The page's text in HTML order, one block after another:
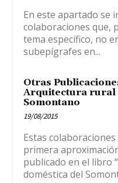
En este apartado se
colaboraciones que,
tema específico, no
subepígrafes en...
Otras
Arquitectura rural
Somontano
19/08/2015
Estas
primera
publicado en el libro
doméstica del